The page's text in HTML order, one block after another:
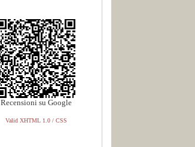
Recensioni su Google
Valid XHTML 1.0 / CSS